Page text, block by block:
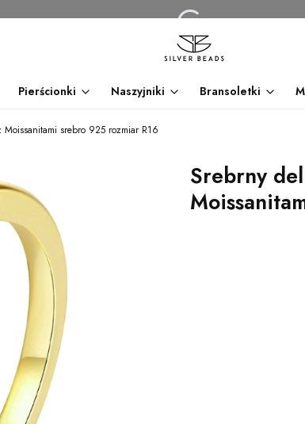
Pierścionki Naszyjniki Bransoletki
srebro 925 rozmiar R16
Srebrny